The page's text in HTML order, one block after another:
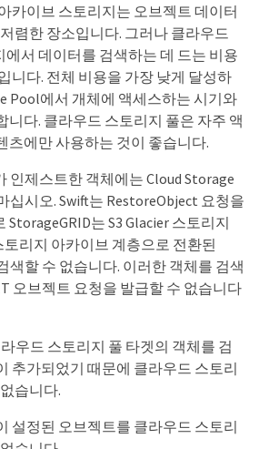
카이브 스토리지는 오브젝트 데이터
렴한 장소입니다. 그러나 클라우드
서 데이터를 검색하는 데 드는 비용
니다. 전체 비용을 가장 낮게 달성하
Pool에서 개체에 액세스하는 시기와
니다. 클라우드 스토리지 풀은 자주 액
츠에만 사용하는 것이 좋습니다.
인제스트한 객체에는 Cloud Storage
십시오. Swift는 RestoreObject 요청을
는 S3 Glacier 스토리지
토리지 아카이브 계층으로 전환된
색할 수 없습니다. 이러한 객체를 검색
오브젝트 요청을 발급할 수 없습니다
우드 스토리지 풀 타겟의 객체를 검
추가되었기 때문에 클라우드 스토리
습니다.
설정된 오브젝트를 클라우드 스토리